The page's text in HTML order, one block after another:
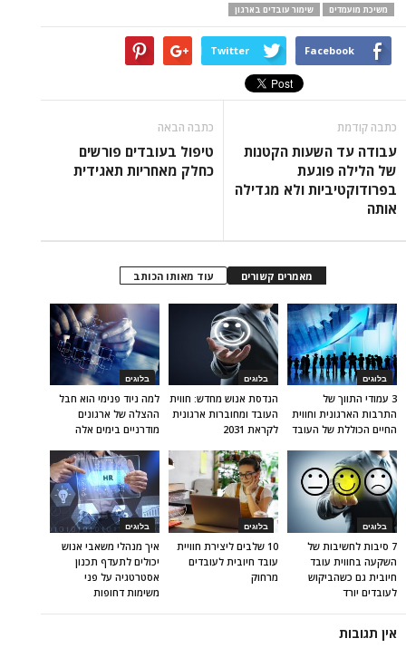
משיכת מועמדים שימור עובדים בארגון
Facebook
Twitter
כתבה קודמת
עבודה עד השעות הקטנות
של הלילה פוגעת
בפרודוקטיביות ולא מגדילה
אותה
כתבה הבאה
טיפול בעובדים פורשים
כחלק מאחריות תאגידית
מאמרים קשורים עוד מאותו הכותב
בלוגים
למה ניוד פנימי הוא חבל
ההצלה של ארגונים
מודרניים בימים אלה
בלוגים
הנדסת אנוש מחדש: חווית
העובד ומחוברות ארגונית
לקראת 2031
בלוגים
3 עמודי התווך של
התרבות הארגונית וחווית
החיים הכוללת של העובד
בלוגים
איך מנהלי משאבי אנוש
יכולים לתעדף תכנון
אסטרטגיה על פני
משימות דחופות
בלוגים
10 שלבים ליצירת חוויית
עובד חיובית לעובדים
מרחוק
בלוגים
7 סיבות לחשיבות של
השקעה בחווית עובד
חיובית גם כשהביקוש
לעובדים יורד
אין תגובות